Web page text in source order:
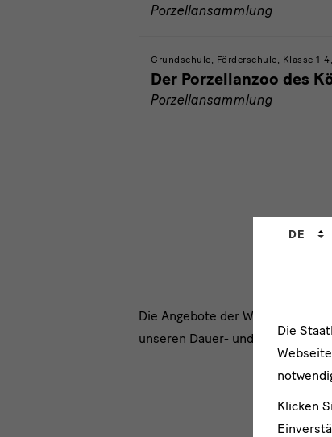
Porzellansammlung
Grundschule, Förderschule, Klasse 1-
Der Porzellanzoo des
Porzellansammlung
Die Angebote der
unseren Dauer- und
DE
Die
Klicken